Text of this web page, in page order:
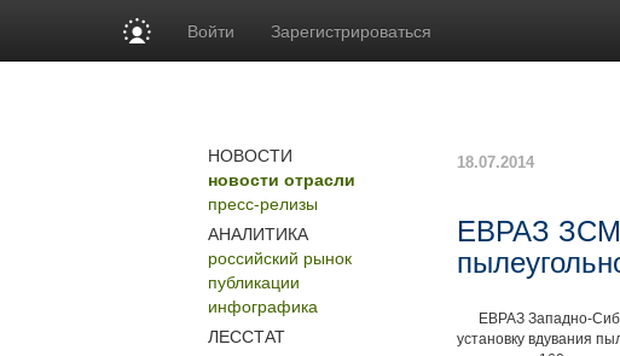
Войти Зарегистрироваться
НОВОСТИ
новости отрасли
пресс-релизы
АНАЛИТИКА
российский рынок
публикации
инфографика
ЛЕССТАТ
18.07.2014
ЕВРАЗ
ЕВРАЗ Западно-
установку вдувания